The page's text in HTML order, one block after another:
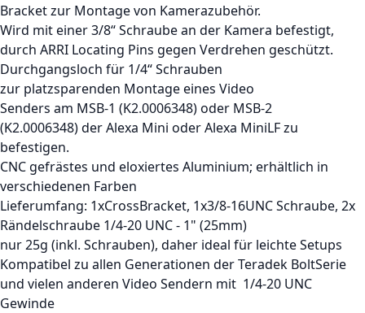
Bracket zur Montage von Kamerazubehör.
Wird mit einer 3/8“ Schraube an der Kamera befestigt,
durch ARRI Locating Pins gegen Verdrehen geschützt.
Durchgangsloch für 1/4“ Schrauben
zur platzsparenden Montage eines Video
Senders am MSB-1 (K2.0006348) oder MSB-2
(K2.0006348) der Alexa Mini oder Alexa MiniLF zu
befestigen.
CNC gefrästes und eloxiertes Aluminium; erhältlich in
verschiedenen Farben
Lieferumfang: 1xCrossBracket, 1x3/8-16UNC Schraube, 2x
Rändelschraube 1/4-20 UNC - 1" (25mm)
nur 25g (inkl. Schrauben), daher ideal für leichte Setups
Kompatibel zu allen Generationen der Teradek BoltSerie
und vielen anderen Video Sendern mit 1/4-20 UNC
Gewinde